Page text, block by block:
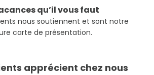
qu’il vous faut
nous soutiennent et sont notre
carte de présentation.
apprécient chez nous